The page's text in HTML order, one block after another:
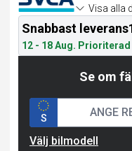
Visa alla
Snabbast leverans
12 - 18 Aug.
Se om
S
Välj bilmodell